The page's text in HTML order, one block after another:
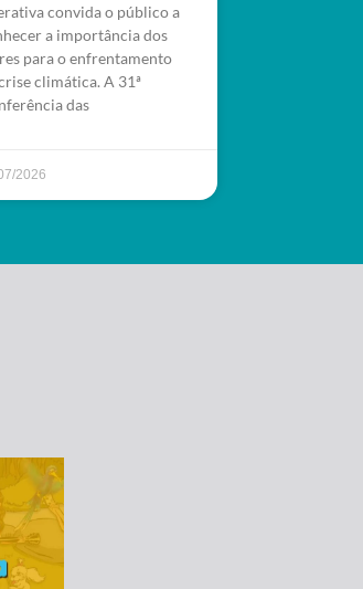
convida o público a
a importância dos
para o enfrentamento
climática. A 31ª
das
2026